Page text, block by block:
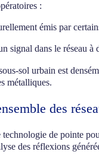
:
émis par
signal dans le réseau
sol urbain est
métalliques.
des
de pointe
des réflexions